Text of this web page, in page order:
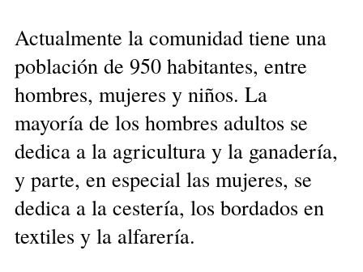
Actualmente la comunidad tiene una
población de 950 habitantes, entre
hombres, mujeres y niños. La
mayoría de los hombres adultos se
dedica a la agricultura y la ganadería,
y parte, en especial las mujeres, se
dedica a la cestería, los bordados en
textiles y la alfarería.